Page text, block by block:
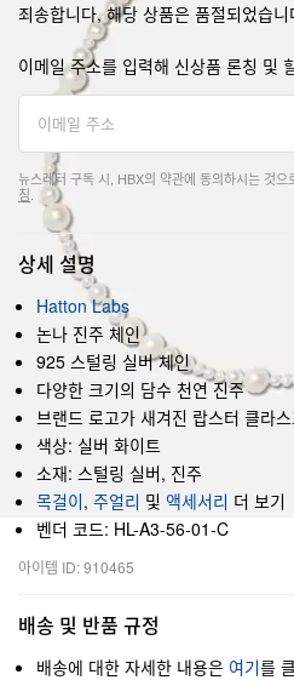
죄송합니다, 해당 상품은 품절되었습니
이메일 주소를 입력해 신상품 론칭 및
뉴스레터 구독 시, HBX의 약관에 동의하시는 것으
침
상세 설명
Hatton Labs
논나 진주 체인
925 스털링 실버 체인
다양한 크기의 담수 천연 진주
브랜드 로고가 새겨진 랍스터 클라
색상: 실버 화이트
소재: 스털링 실버, 진주
목걸이, 주얼리 및 액세서리 더 보기
벤더 코드: HL-A3-56-01-C
아이템 ID: 910465
배송 및 반품 규정
배송에 대한 자세한 내용은 여기를